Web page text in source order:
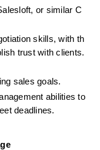
or similar C
skills, with th
trust with clients.
sales goals.
abilities to
deadlines.